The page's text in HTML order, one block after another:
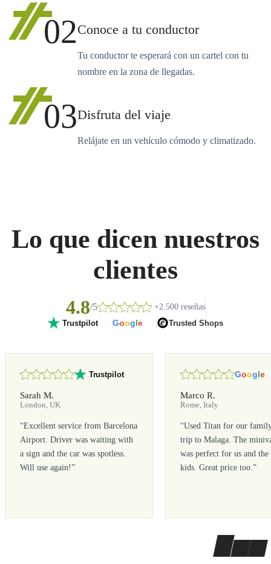
02Conoce a tu conductor
Tu conductor te esperará con un cartel con tu
nombre en la zona de llegadas.
03Disfruta del viaje
Relájate en un vehículo cómodo y climatizado.
Lo que dicen nuestros
clientes
4.8/5 +2.500 reseñas
Trustpilot Google Trusted Shops
Trustpilot
Sarah M.
London, UK
“Excellent service from Barcelona
Airport. Driver was waiting with
a sign and the car was spotless.
Will use again!”
Google
Marco R.
Rome, Italy
“Used Titan for our
trip to Malaga. The
was perfect for us and the
kids. Great price too.”